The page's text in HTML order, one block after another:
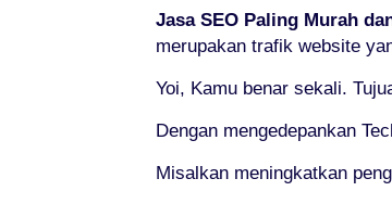
Jasa SEO Paling Murah
merupakan trafik website
Yoi, Kamu benar sekali.
Dengan mengedepankan
Misalkan meningkatkan